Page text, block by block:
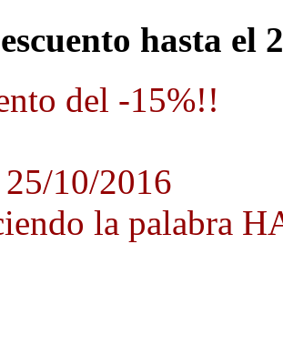
hasta el
del -15%!!
25/10/2016
la palabra